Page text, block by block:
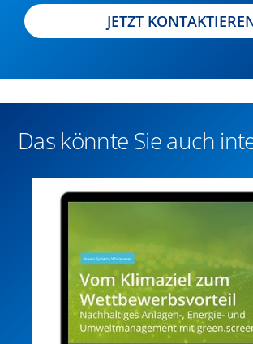
JETZT
Das könnte Sie auch